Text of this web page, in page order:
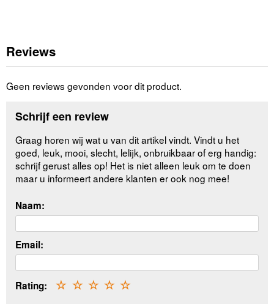
Reviews
Geen reviews gevonden voor dit product.
Schrijf een review
Graag horen wij wat u van dit artikel vindt. Vindt u het
goed, leuk, mooi, slecht, lelijk, onbruikbaar of erg handig:
schrijf gerust alles op! Het is niet alleen leuk om te doen
maar u informeert andere klanten er ook nog mee!
Naam:
Email:
Rating: ☆
☆
☆
☆
☆